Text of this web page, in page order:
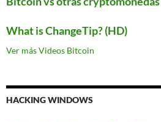
What is ChangeTip? (HD)
Ver más Videos Bitcoin
HACKING WINDOWS